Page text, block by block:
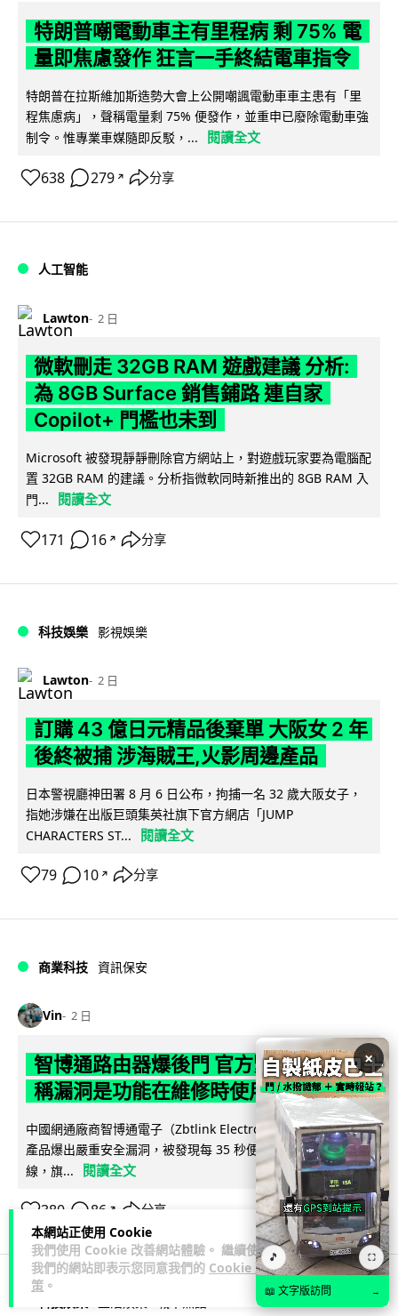
本網站正使用 Cookie
我們使用 Cookie 改善網站體驗。 繼續使用
我們的網站即表示您同意我們的 Cookie 政
策 。
特朗普嘲電動車主有里程病 剩 75% 電
量即焦慮發作 狂言一手終結電車指令
特朗普在拉斯維加斯造勢大會上公開嘲諷電動車車主患有「里
程焦慮病」，聲稱電量剩 75% 便發作，並重申已廢除電動車強
制令。惟專業車媒隨即反駁，...
閱讀全文
638 279 ↗ 分享
人工智能
Lawton 2 日
微軟刪走 32GB RAM 遊戲建議 分析:
為 8GB Surface 銷售鋪路 連自家
Copilot+ 門檻也未到
Microsoft 被發現靜靜刪除官方網站上，對遊戲玩家要為電腦配
置 32GB RAM 的建議。分析指微軟同時新推出的 8GB RAM 入
門...
閱讀全文
171 16 ↗ 分享
科技娛樂 影視娛樂
Lawton 2 日
訂購 43 億日元精品後棄單 大阪女 2 年
後終被捕 涉海賊王,火影周邊產品
日本警視廳神田署 8 月 6 日公布，拘捕一名 32 歲大阪女子，
指她涉嫌在出版巨頭集英社旗下官方網店「JUMP
CHARACTERS ST...
閱讀全文
79 10 ↗ 分享
商業科技 資訊保安
Vin 2 日
智博通路由器爆後門 官方緊急下架止血
稱漏洞是功能在維修時使用
中國網通廠商智博通電子（Zbtlink Electronics）旗下的路由器
產品爆出嚴重安全漏洞，被發現每 35 秒便會與中國伺服器連
線，旗...
閱讀全文
380 86 ↗ 分享
×
🎵 ⛶
📖 文字版訪問 →